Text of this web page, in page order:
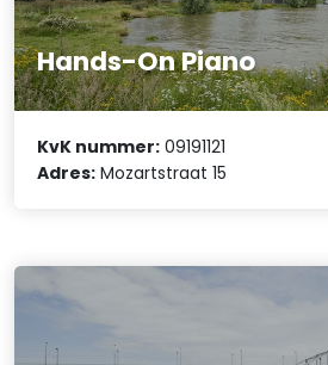
Hands-On Piano
KvK nummer: 09191121
Adres: Mozartstraat 15